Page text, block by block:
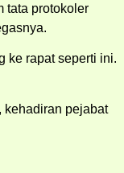
tata protokoler
ke rapat seperti ini.
kehadiran pejabat